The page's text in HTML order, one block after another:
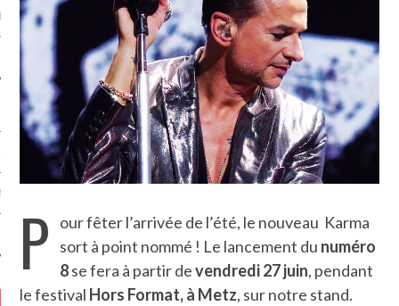
P
our fêter l’arrivée de l’été, le nouveau Karma
sort à point nommé ! Le lancement du numéro
8se fera à partir devendredi 27 juin, pendant
le festival Hors Format, à Metz, sur notre stand.